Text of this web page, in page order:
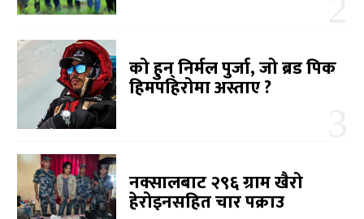
को हुन् निर्मल पुर्जा, जो ब्रड पिक
हिमपहिरोमा अस्ताए ?
नक्सालबाट २९६ ग्राम खैरो
हेरोइनसहित चार पक्राउ